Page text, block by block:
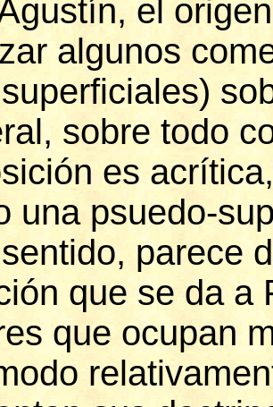
el
algunos
sobre todo
es
una psuedo-
parece
que se da a
que ocupan